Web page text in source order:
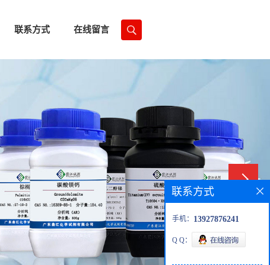
联系方式 在线留言
联系方式
手机： 13927876241
Q Q：